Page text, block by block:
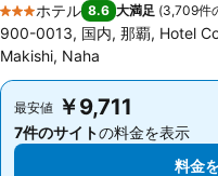
3 ホテルのランク
ホテル 8.6 大満足 (3,709件
900-0013, 国内, 那覇, Hotel
Makishi, Naha
最安値 ￥9,711
7件のサイトの料金を表示
料
最安値 ￥9,711
7件のサイトの料金を表示
料金